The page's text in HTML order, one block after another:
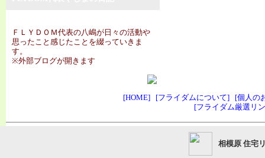
ＦＬＹＤＯＭ代表の八嶋が日々の活動や
思ったこと感じたことを綴っていきま
す。
※外部ブログが開きます
[HOME] [フライダムについて]
[個人の
[フライダム厳選リ
相模原 住宅